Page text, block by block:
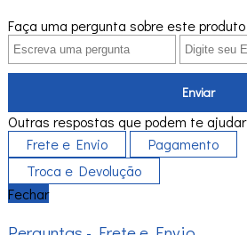
Faça uma pergunta sobre este produto
Enviar
Outras respostas que podem te ajudar
Frete e Envio
Pagamento
Troca e Devolução
Fechar